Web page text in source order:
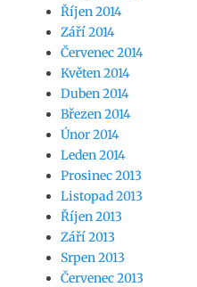
Říjen 2014
Září 2014
Červenec 2014
Květen 2014
Duben 2014
Březen 2014
Únor 2014
Leden 2014
Prosinec 2013
Listopad 2013
Říjen 2013
Září 2013
Srpen 2013
Červenec 2013